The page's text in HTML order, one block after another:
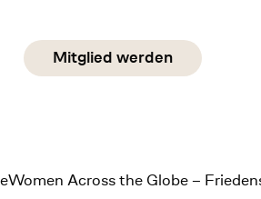
linkedin
Mitglied werden
Across the Globe –